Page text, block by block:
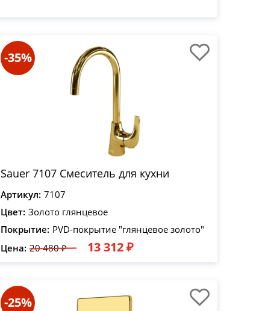
-35%
Sauer 7107 Смеситель для кухни
Артикул: 7107
Цвет: Золото глянцевое
Покрытие: PVD-покрытие "глянцевое золото"
Цена: 20 480 ₽ 13 312 ₽
-25%